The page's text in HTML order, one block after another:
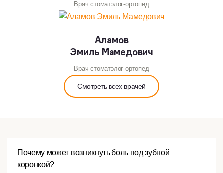
Врач стоматолог-ортопед
Аламов
Эмиль Мамедович
Врач стоматолог-ортопед
Смотреть всех врачей
Почему может возникнуть боль под зубной
коронкой?